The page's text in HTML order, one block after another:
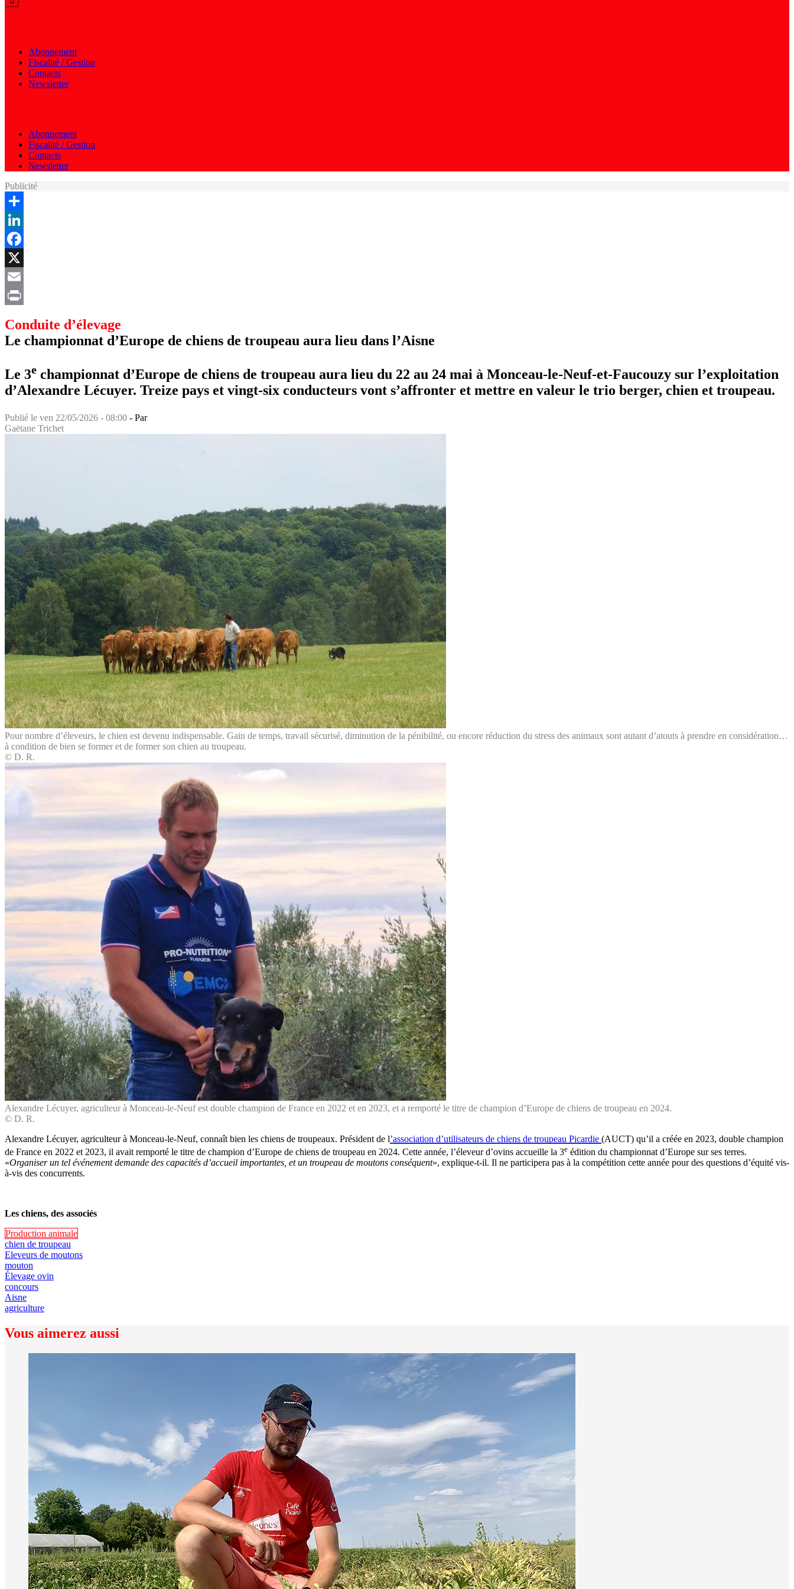
Abonnement
Fiscalité / Gestion
Contacts
Newsletter
Abonnement
Fiscalité / Gestion
Contacts
Newsletter
Publicité
Share
LinkedIn
Facebook
X
Email
Conduite d’élevage
Le championnat d’Europe de chiens de troupeau aura lieu dans l’Aisne
Le 3e championnat d’Europe de chiens de troupeau aura lieu du 22 au 24 mai à Monceau-le-Neuf-et-Faucouzy sur l’exploitation
d’Alexandre Lécuyer. Treize pays et vingt-six conducteurs vont s’affronter et mettre en valeur le trio berger, chien et troupeau.
Publié le ven 22/05/2026 - 08:00 - Par
Gaëtane Trichet
Pour nombre d’éleveurs, le chien est devenu indispensable. Gain de temps, travail sécurisé, diminution de la pénibilité, ou encore réduction du stress des animaux sont autant d’atouts à prendre en considération…
à condition de bien se former et de former son chien au troupeau.
© D. R.
Alexandre Lécuyer, agriculteur à Monceau-le-Neuf est double champion de France en 2022 et en 2023, et a remporté le titre de champion d’Europe de chiens de troupeau en 2024.
© D. R.
Alexandre Lécuyer, agriculteur à Monceau-le-Neuf, connaît bien les chiens de troupeaux. Président de l’association d’utilisateurs de chiens de troupeau Picardie (AUCT) qu’il a créée en 2023, double champion
de France en 2022 et 2023, il avait remporté le titre de champion d’Europe de chiens de troupeau en 2024. Cette année, l’éleveur d’ovins accueille la 3e édition du championnat d’Europe sur ses terres.
«Organiser un tel événement demande des capacités d’accueil importantes, et un troupeau de moutons conséquent», explique-t-il. Il ne participera pas à la compétition cette année pour des questions d’équité vis-
à-vis des concurrents.
Les chiens, des associés
Production animale
chien de troupeau
Eleveurs de moutons
mouton
Élevage ovin
concours
Aisne
agriculture
Vous aimerez aussi